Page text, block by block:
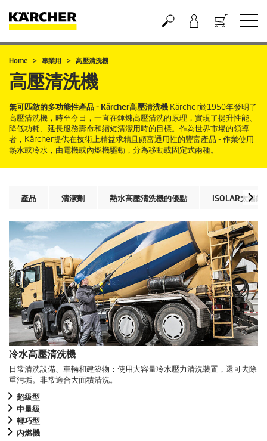
購物車
Home 專業用 高壓清洗機
高壓清洗機
無可匹敵的多功能性產品 - Kärcher高壓清洗機 Kärcher於1950年發明了
高壓清洗機，時至今日，一直在錘煉高壓清洗的原理，實現了提升性能、
降低功耗、延長服務壽命和縮短清潔用時的目標。作為世界市場的領導
者，Kärcher提供在技術上精益求精且頗富通用性的豐富產品 - 作業使用
熱水或冷水，由電機或內燃機驅動，分為移動或固定式兩種。
產品 清潔劑 熱水高壓清洗機的優點 ISOLAR太陽能
冷水高壓清洗機
日常清洗設備、車輛和建築物：使用大容量冷水壓力清洗裝置，還可去除
重污垢。非常適合大面積清洗。
超級型
中量級
輕巧型
內燃機